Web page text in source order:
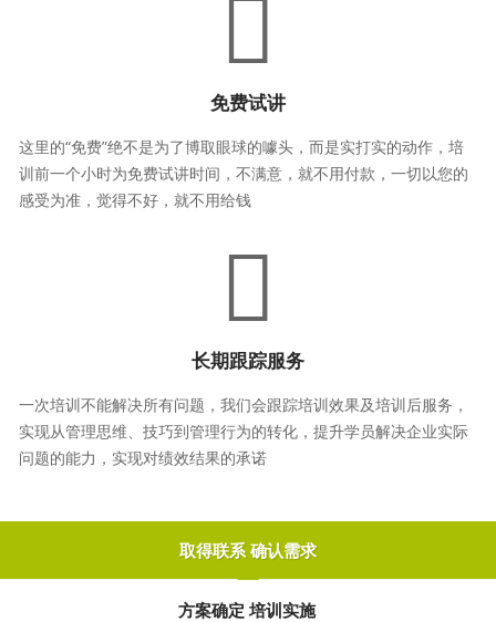
免费试讲
这里的“免费”绝不是为了博取眼球的噱头，而是实打实的动作，培
训前一个小时为免费试讲时间，不满意，就不用付款，一切以您的
感受为准，觉得不好，就不用给钱
长期跟踪服务
一次培训不能解决所有问题，我们会跟踪培训效果及培训后服务，
实现从管理思维、技巧到管理行为的转化，提升学员解决企业实际
问题的能力，实现对绩效结果的承诺
取得联系 确认需求
方案确定 培训实施